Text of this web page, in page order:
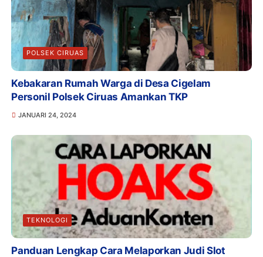
POLSEK CIRUAS
Kebakaran Rumah Warga di Desa Cigelam
Personil Polsek Ciruas Amankan TKP
JANUARI 24, 2024
TEKNOLOGI
Panduan Lengkap Cara Melaporkan Judi Slot